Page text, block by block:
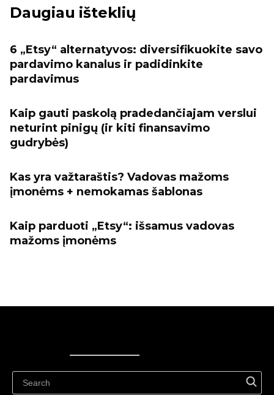
Daugiau išteklių
6 „Etsy“ alternatyvos: diversifikuokite savo
pardavimo kanalus ir padidinkite
pardavimus
Kaip gauti paskolą pradedančiajam verslui
neturint pinigų (ir kiti finansavimo
gudrybės)
Kas yra važtaraštis? Vadovas mažoms
įmonėms + nemokamas šablonas
Kaip parduoti „Etsy“: išsamus vadovas
mažoms įmonėms